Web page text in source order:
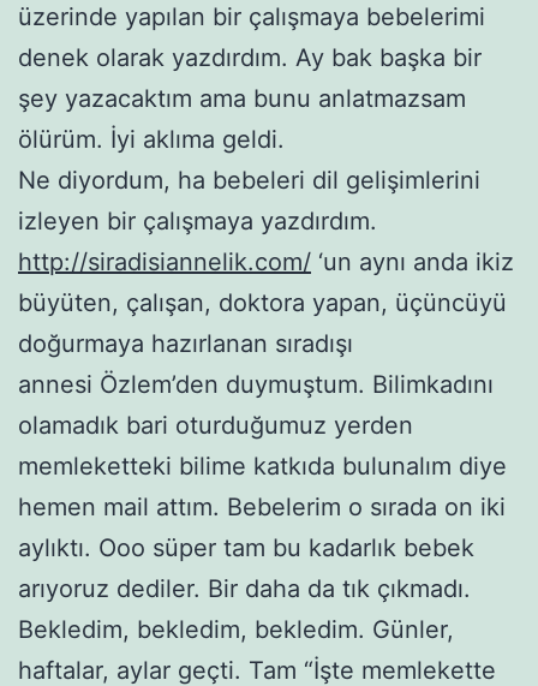
üzerinde yapılan bir çalışmaya bebelerimi
denek olarak yazdırdım. Ay bak başka bir
şey yazacaktım ama bunu anlatmazsam
ölürüm. İyi aklıma geldi.
Ne diyordum, ha bebeleri dil gelişimlerini
izleyen bir çalışmaya yazdırdım.
http://siradisiannelik.com/ ‘un aynı anda ikiz
büyüten, çalışan, doktora yapan, üçüncüyü
doğurmaya hazırlanan sıradışı
annesi Özlem’den duymuştum. Bilimkadını
olamadık bari oturduğumuz yerden
memleketteki bilime katkıda bulunalım diye
hemen mail attım. Bebelerim o sırada on iki
aylıktı. Ooo süper tam bu kadarlık bebek
arıyoruz dediler. Bir daha da tık çıkmadı.
Bekledim, bekledim, bekledim. Günler,
haftalar, aylar geçti. Tam “İşte memlekette